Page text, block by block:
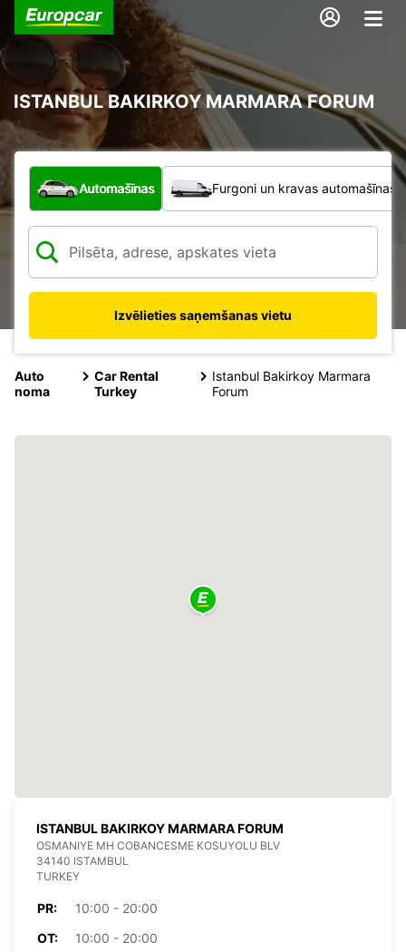
ISTANBUL BAKIRKOY MARMARA FORUM
Kāda veida transportlīdzeklis?
Automašīnas Furgoni un kravas automašīnas
Izvēlieties saņemšanas vietu
Auto
noma
Car Rental
Turkey
Istanbul Bakirkoy Marmara
Forum
ISTANBUL BAKIRKOY MARMARA FORUM
OSMANIYE MH COBANCESME KOSUYOLU BLV
34140 ISTAMBUL
TURKEY
PR:
10:00 - 20:00
OT:
10:00 - 20:00